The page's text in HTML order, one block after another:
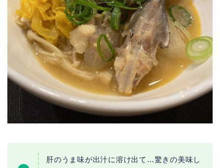
肝のうま味が出汁に溶け出て…驚きの美味し